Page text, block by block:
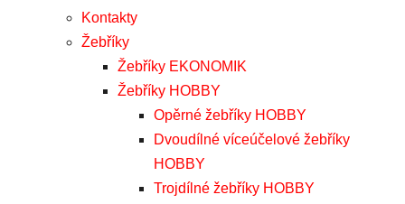
Kontakty
Žebříky
Žebříky EKONOMIK
Žebříky HOBBY
Opěrné žebříky HOBBY
Dvoudílné víceúčelové žebříky
HOBBY
Trojdílné žebříky HOBBY